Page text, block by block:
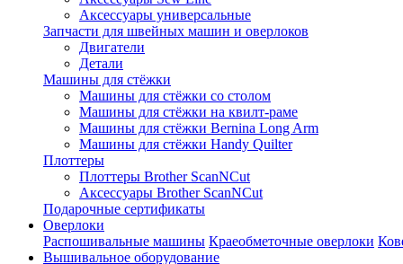
Аксессуары универсальные
Запчасти для швейных машин и оверлоков
Двигатели
Детали
Машины для стёжки
Машины для стёжки со столом
Машины для стёжки на квилт-раме
Машины для стёжки Bernina Long Arm
Машины для стёжки Handy Quilter
Плоттеры
Плоттеры Brother ScanNCut
Аксессуары Brother ScanNCut
Подарочные сертификаты
Оверлоки
Распошивальные машины Краеобметочные оверлоки
Вышивальное оборудование